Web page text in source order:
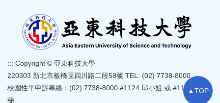
▲TOP
::: Copyright © 亞東科技大學
220303 新北市板橋區四川路二段58號 TEL: (02) 7738-8000
校園性平申訴專線：(02) 7738-8000 #1124 邱小姐 或 #1126 郭主
秘